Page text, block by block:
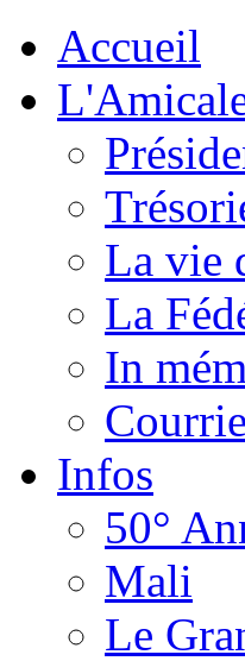
Accueil
La vie
La
In
Infos
50°
Mali
Le